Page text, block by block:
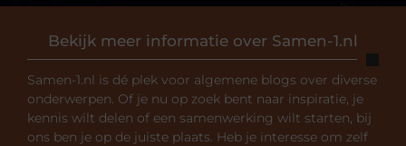
Bekijk meer informatie over Samen-1.nl
Samen-1.nl is dé plek voor algemene blogs over diverse
onderwerpen. Of je nu op zoek bent naar inspiratie, je
kennis wilt delen of een samenwerking wilt starten, bij
ons ben je op de juiste plaats. Heb je interesse om zelf